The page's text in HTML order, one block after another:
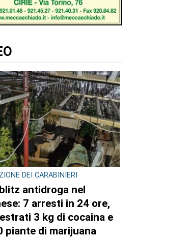
DEI CARABINIERI
antidroga nel
7 arresti in 24 ore,
3 kg di cocaina e
piante di marijuana